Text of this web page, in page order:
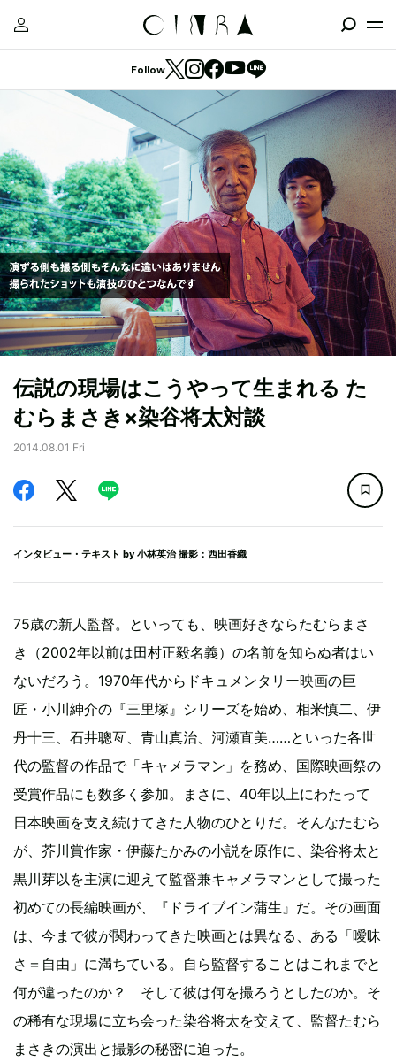
Follow
伝説の現場はこうやって生まれる た
むらまさき×染谷将太対談
2014.08.01 Fri
インタビュー・テキスト by 小林英治撮影：西田香織
75歳の新人監督。といっても、映画好きならたむらまさ
き（2002年以前は田村正毅名義）の名前を知らぬ者はい
ないだろう。1970年代からドキュメンタリー映画の巨
匠・小川紳介の『三里塚』シリーズを始め、相米慎二、伊
丹十三、石井聰亙、青山真治、河瀬直美……といった各世
代の監督の作品で「キャメラマン」を務め、国際映画祭の
受賞作品にも数多く参加。まさに、40年以上にわたって
日本映画を支え続けてきた人物のひとりだ。そんなたむら
が、芥川賞作家・伊藤たかみの小説を原作に、染谷将太と
黒川芽以を主演に迎えて監督兼キャメラマンとして撮った
初めての長編映画が、『ドライブイン蒲生』だ。その画面
は、今まで彼が関わってきた映画とは異なる、ある「曖昧
さ＝自由」に満ちている。自ら監督することはこれまでと
何が違ったのか？ そして彼は何を撮ろうとしたのか。そ
の稀有な現場に立ち会った染谷将太を交えて、監督たむら
まさきの演出と撮影の秘密に迫った。